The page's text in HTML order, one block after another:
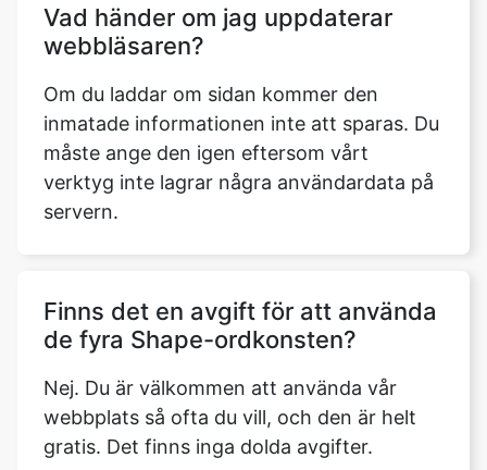
Vad händer om jag uppdaterar
webbläsaren?
Om du laddar om sidan kommer den
inmatade informationen inte att sparas. Du
måste ange den igen eftersom vårt
verktyg inte lagrar några användardata på
servern.
Finns det en avgift för att använda
de fyra Shape-ordkonsten?
Nej. Du är välkommen att använda vår
webbplats så ofta du vill, och den är helt
gratis. Det finns inga dolda avgifter.